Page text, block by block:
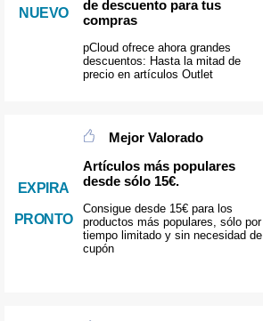
NUEVO
de descuento para tus
compras
pCloud ofrece ahora grandes
descuentos: Hasta la mitad de
precio en artículos Outlet
EXPIRA
PRONTO
Mejor Valorado
Artículos más populares
desde sólo 15€.
Consigue desde 15€ para los
productos más populares, sólo por
tiempo limitado y sin necesidad de
cupón